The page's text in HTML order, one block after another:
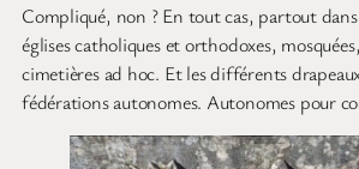
Compliqué, non ? En tout cas, partout
églises catholiques et orthodoxes,
cimetières ad hoc. Et les différents
fédérations autonomes. Autonomes pour